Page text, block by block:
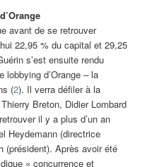
avant de se retrouver
22,95 % du capital et 29,25
s’est ensuite rendu
lobbying d’Orange – la
(2). Il verra défiler à la
Breton, Didier Lombard
il y a plus d’un an
Heydemann (directrice
(président). Après avoir été
« concurrence et